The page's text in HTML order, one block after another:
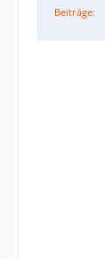
Beiträge